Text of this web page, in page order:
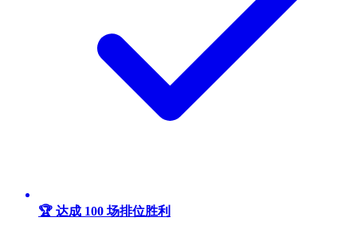
🏆 达成 100 场排位胜利